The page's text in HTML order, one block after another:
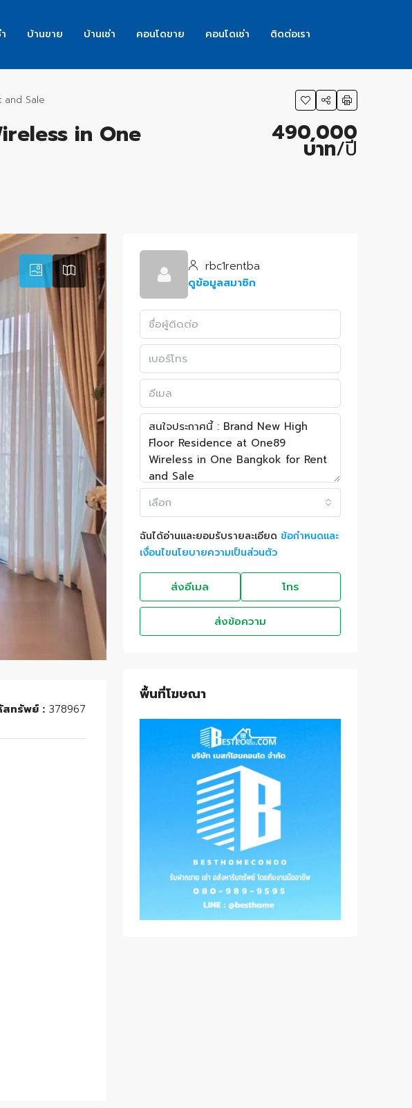
บ้านขาย บ้านเช่า คอนโดขาย คอนโดเช่า ติดต่อเรา
and Sale
in One 490,000
บาท/ปี
สทรัพย์ : 378967
rbc1rentba
ดูข้อมูลสมาชิก
เลือก
ฉันได้อ่านและยอมรับรายละเอียด ข้อกำหนดและ
เงื่อนไขนโยบายความเป็นส่วนตัว
ส่งอีเมล โทร
ส่งข้อความ
พื้นที่โฆษณา